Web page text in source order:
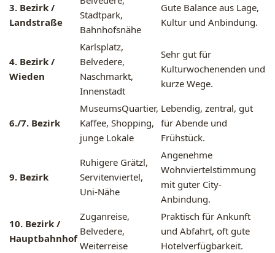
3. Bezirk /
Landstraße
Stadtpark,
Bahnhofsnähe
Gute Balance aus Lage,
Kultur und Anbindung.
4. Bezirk /
Wieden
Karlsplatz,
Belvedere,
Naschmarkt,
Innenstadt
Sehr gut für
Kulturwochenenden und
kurze Wege.
6./7. Bezirk
MuseumsQuartier,
Kaffee, Shopping,
junge Lokale
Lebendig, zentral, gut
für Abende und
Frühstück.
9. Bezirk
Ruhigere Grätzl,
Servitenviertel,
Uni-Nähe
Angenehme
Wohnviertelstimmung
mit guter City-
Anbindung.
10. Bezirk /
Hauptbahnhof
Zuganreise,
Belvedere,
Weiterreise
Praktisch für Ankunft
und Abfahrt, oft gute
Hotelverfügbarkeit.